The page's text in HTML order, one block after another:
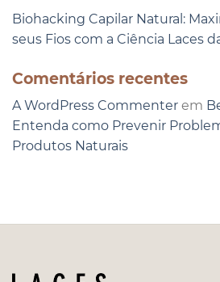
Biohacking Capilar Natural:
seus Fios com a Ciência Laces
Comentários recentes
A WordPress Commenter em
Entenda como Prevenir
Produtos Naturais